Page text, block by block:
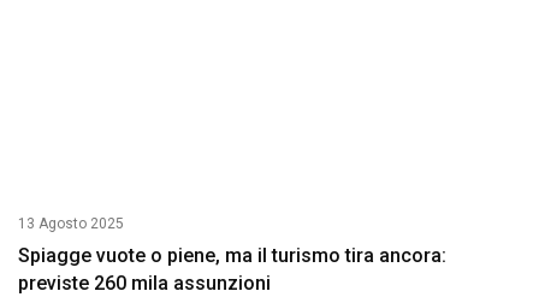
13 Agosto 2025
Spiagge vuote o piene, ma il turismo tira ancora:
previste 260 mila assunzioni